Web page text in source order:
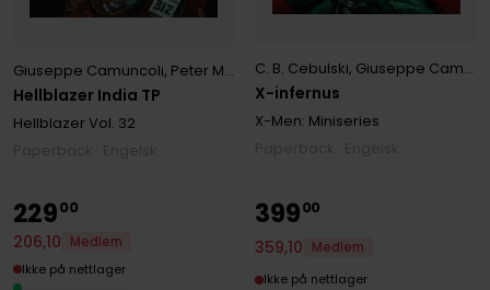
Hellblazer India TP
Giuseppe Camuncoli, Peter Milligan
Hellblazer Vol. 32
X-infernus
C. B. Cebulski, Giuseppe Camuncoli
X-Men: Miniseries
22900
206,10
Medlem
Ikke på nettlager
39900
359,10
Medlem
Ikke på nettlager